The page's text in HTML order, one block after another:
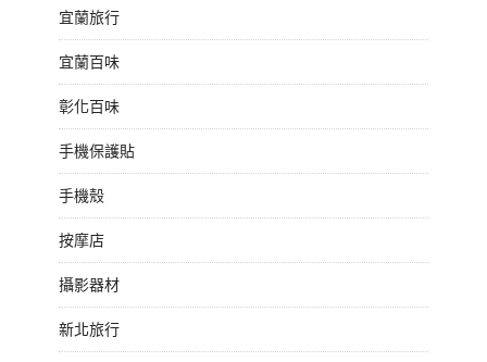
宜蘭旅行
宜蘭百味
彰化百味
手機保護貼
手機殼
按摩店
攝影器材
新北旅行